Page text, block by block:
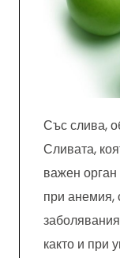
Със слива,
Сливата,
важен
при анемия,
както и при